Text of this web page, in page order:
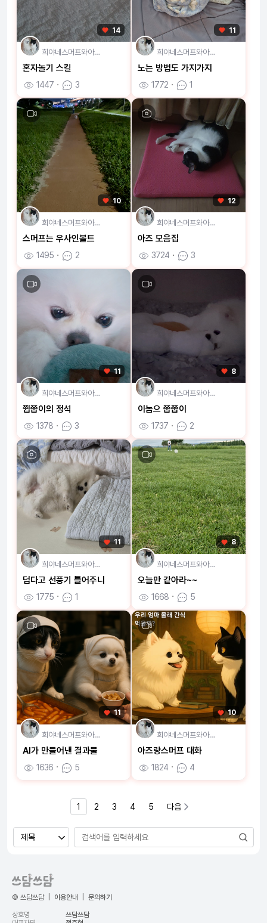
14
희야네스머프와아…
혼자놀기 스킬
1447 ㆍ 3
11
희야네스머프와아…
노는 방법도 가지가지
1772 ㆍ 1
10
희야네스머프와아…
스머프는 우사인볼트
1495 ㆍ 2
12
희야네스머프와아…
아즈 모음집
3724 ㆍ 3
11
희야네스머프와아…
쮭쭙이의 정석
1378 ㆍ 3
8
희야네스머프와아…
이놈으 쭙쭙이
1737 ㆍ 2
11
희야네스머프와아…
덥다고 선풍기 틀어주니
1775 ㆍ 1
8
희야네스머프와아…
오늘만 같아라~~
1668 ㆍ 5
11
희야네스머프와아…
AI가 만들어낸 결과물
1636 ㆍ 5
10
희야네스머프와아…
아즈랑스머프 대화
1824 ㆍ 4
1 2 3 4 5 다음
© 쓰담쓰담 이용안내 문의하기
상호명
쓰담쓰담